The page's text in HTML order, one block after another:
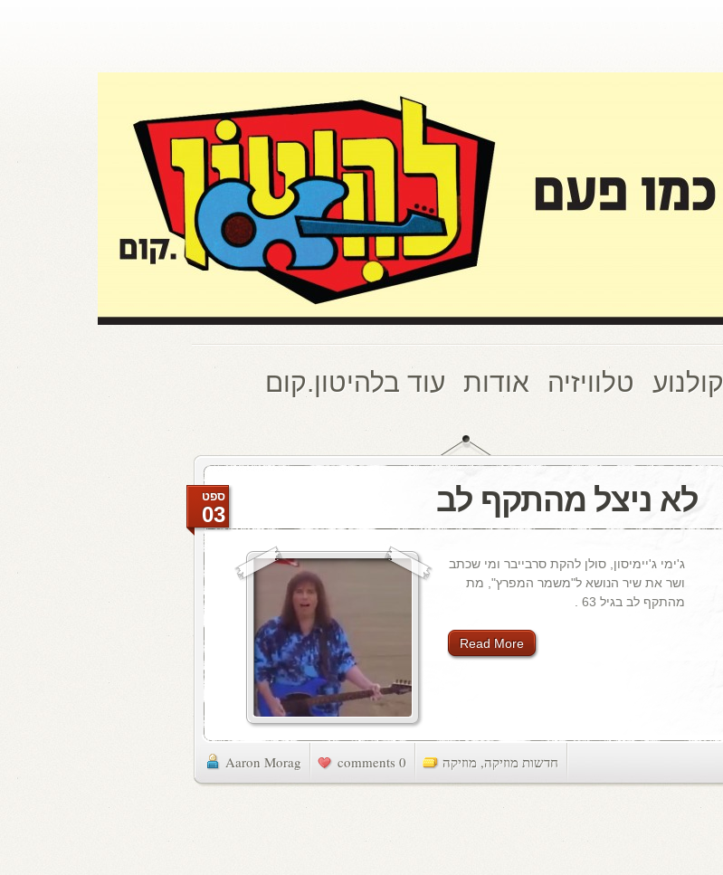
קולנוע טלוויזיה אודות עוד בלהיטון.קום
לא ניצל מהתקף לב ספט
03
ג'ימי ג'יימיסון, סולן להקת סרבייבר ומי שכתב
ושר את שיר הנושא ל"משמר המפרץ", מת
מהתקף לב בגיל 63 .
Read More
Aaron Morag 0 comments חדשות מוזיקה, מוזיקה